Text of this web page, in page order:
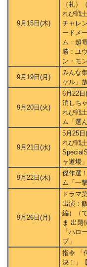
9月15日(木)
（礼）
れび戦
チャレ
ードメ
ム：超
勝：ユ
ン・モ
9月19日(月)
みんな
ャル」
9月20日(火)
6月22
消しち
れび戦
ム「選
9月21日(水)
5月25
れび戦
ャ道場」
9月22日(木)
傑作選
ム「一
9月26日(月)
ドラマ
出演：
編）（
ま 出題
「ハロ
ブ」
指令 「
決！」